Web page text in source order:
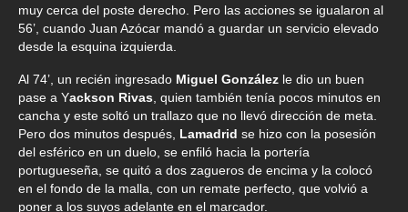
muy cerca del poste derecho. Pero las acciones se igualaron al
56’, cuando Juan Azócar mandó a guardar un servicio elevado
desde la esquina izquierda.
Al 74’, un recién ingresado Miguel González le dio un buen
pase a Yackson Rivas , quien también tenía pocos minutos en
cancha y este soltó un trallazo que no llevó dirección de meta.
Pero dos minutos después, Lamadrid se hizo con la posesión
del esférico en un duelo, se enfiló hacia la portería
portugueseña, se quitó a dos zagueros de encima y la colocó
en el fondo de la malla, con un remate perfecto, que volvió a
poner a los suyos adelante en el marcador.